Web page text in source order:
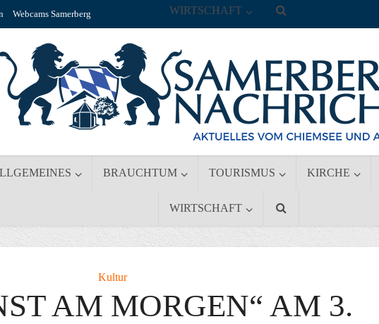
Webcams Samerberg
BRAUCHTUM TOURISMUS KIRCHE
WIRTSCHAFT
WIRTSCHAFT
Kultur
AM MORGEN“ AM 3.